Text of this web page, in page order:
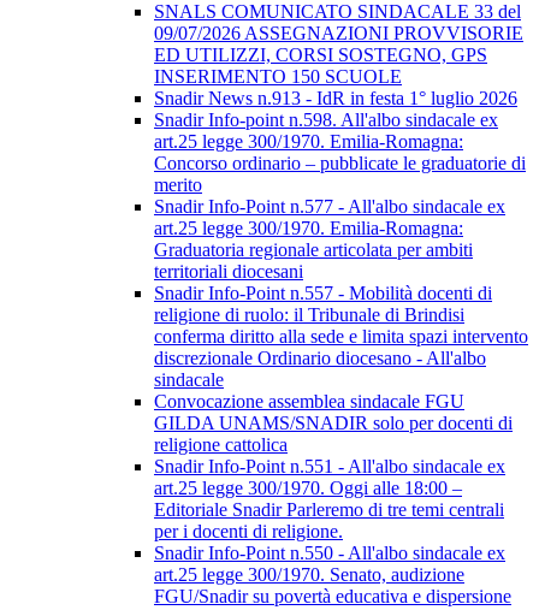
SNALS COMUNICATO SINDACALE 33 del
09/07/2026 ASSEGNAZIONI PROVVISORIE
ED UTILIZZI, CORSI SOSTEGNO, GPS
INSERIMENTO 150 SCUOLE
Snadir News n.913 - IdR in festa 1° luglio 2026
Snadir Info-point n.598. All'albo sindacale ex
art.25 legge 300/1970. Emilia-Romagna:
Concorso ordinario – pubblicate le graduatorie di
merito
Snadir Info-Point n.577 - All'albo sindacale ex
art.25 legge 300/1970. Emilia-Romagna:
Graduatoria regionale articolata per ambiti
territoriali diocesani
Snadir Info-Point n.557 - Mobilità docenti di
religione di ruolo: il Tribunale di Brindisi
conferma diritto alla sede e limita spazi intervento
discrezionale Ordinario diocesano - All'albo
sindacale
Convocazione assemblea sindacale FGU
GILDA UNAMS/SNADIR solo per docenti di
religione cattolica
Snadir Info-Point n.551 - All'albo sindacale ex
art.25 legge 300/1970. Oggi alle 18:00 –
Editoriale Snadir Parleremo di tre temi centrali
per i docenti di religione.
Snadir Info-Point n.550 - All'albo sindacale ex
art.25 legge 300/1970. Senato, audizione
FGU/Snadir su povertà educativa e dispersione